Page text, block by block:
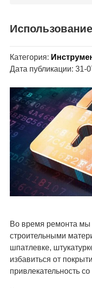
Категория:
Дата публикации: 31-
Во время ремонта мы
строительными
шпатлевке,
избавиться от
привлекательность